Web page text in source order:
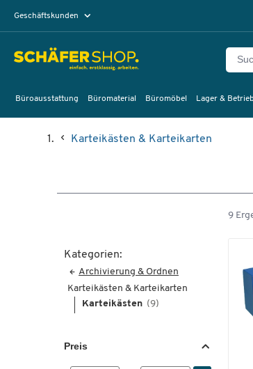
Geschäftskunden
Büroausstattung Büromaterial Büromöbel Lager & Betrieb
Karteikästen & Karteikarten
Kategorien:
Archivierung & Ordnen
Karteikästen & Karteikarten
Karteikästen (9)
Preis
9